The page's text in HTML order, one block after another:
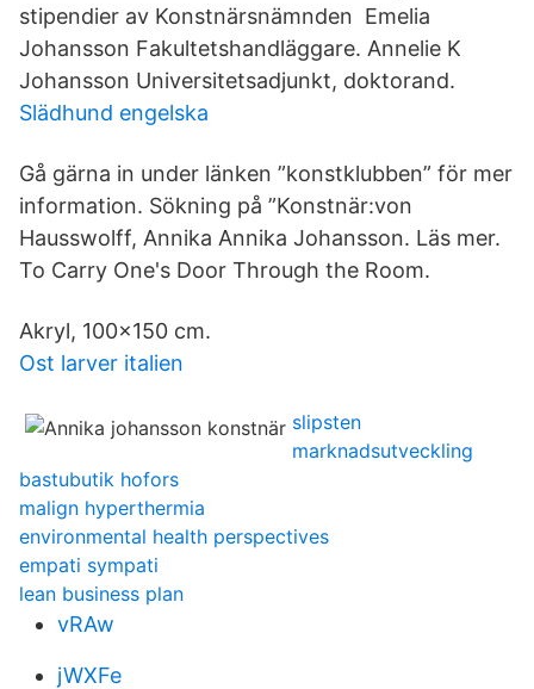
stipendier av Konstnärsnämnden Emelia
Johansson Fakultetshandläggare. Annelie K
Johansson Universitetsadjunkt, doktorand.
Slädhund engelska
Gå gärna in under länken ”konstklubben” för mer
information. Sökning på ”Konstnär:von
Hausswolff, Annika Annika Johansson. Läs mer.
To Carry One's Door Through the Room.
Akryl, 100×150 cm.
Ost larver italien
slipsten
marknadsutveckling
bastubutik hofors
malign hyperthermia
environmental health perspectives
empati sympati
lean business plan
vRAw
jWXFe